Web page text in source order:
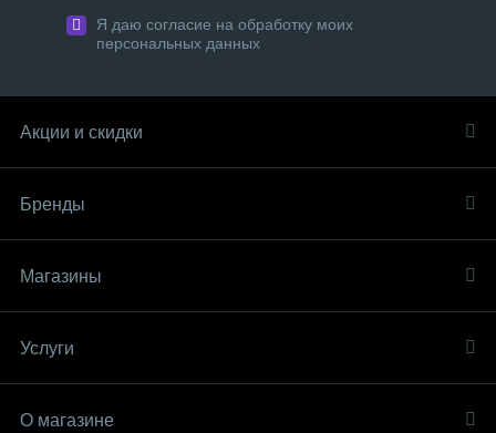
Я даю согласие на обработку моих
персональных данных
Акции и скидки
Бренды
Магазины
Услуги
О магазине